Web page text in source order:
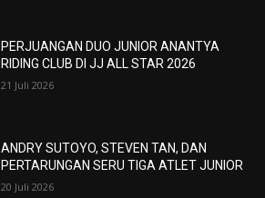
PERJUANGAN DUO JUNIOR ANANTYA
RIDING CLUB DI JJ ALL STAR 2026
21 Juli 2026
ANDRY SUTOYO, STEVEN TAN, DAN
PERTARUNGAN SERU TIGA ATLET JUNIOR
20 Juli 2026